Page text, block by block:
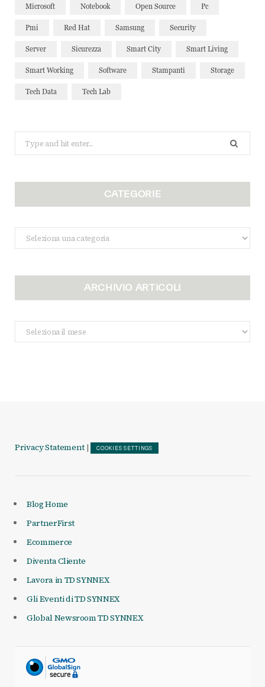
Microsoft Notebook Open Source Pc
Pmi Red Hat Samsung Security
Server Sicurezza Smart City Smart Living
Smart Working Software Stampanti Storage
Tech Data Tech Lab
for:
CATEGORIE
Categorie
ARCHIVIO ARTICOLI
Archivio
Articoli
Privacy Statement | COOKIES SETTINGS
Blog Home
PartnerFirst
Ecommerce
Diventa Cliente
Lavora in TD SYNNEX
Gli Eventi di TD SYNNEX
Global Newsroom TD SYNNEX